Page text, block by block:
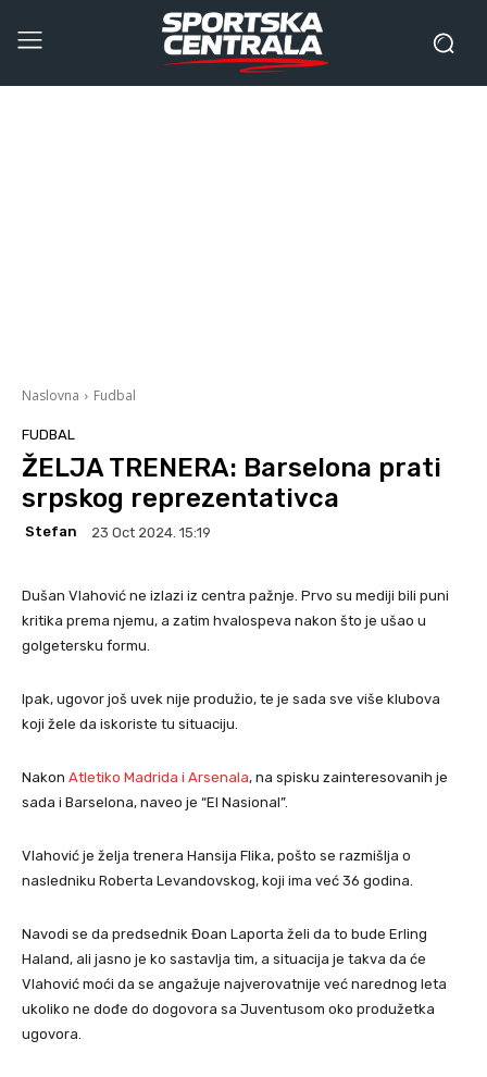
Naslovna Fudbal
FUDBAL
ŽELJA TRENERA: Barselona prati
srpskog reprezentativca
Stefan 23 Oct 2024. 15:19
Dušan Vlahović ne izlazi iz centra pažnje. Prvo su mediji bili puni
kritika prema njemu, a zatim hvalospeva nakon što je ušao u
golgetersku formu.
Ipak, ugovor još uvek nije produžio, te je sada sve više klubova
koji žele da iskoriste tu situaciju.
Nakon Atletiko Madrida i Arsenala, na spisku zainteresovanih je
sada i Barselona, naveo je “El Nasional”.
Vlahović je želja trenera Hansija Flika, pošto se razmišlja o
nasledniku Roberta Levandovskog, koji ima već 36 godina.
Navodi se da predsednik Đoan Laporta želi da to bude Erling
Haland, ali jasno je ko sastavlja tim, a situacija je takva da će
Vlahović moći da se angažuje najverovatnije već narednog leta
ukoliko ne dođe do dogovora sa Juventusom oko produžetka
ugovora.